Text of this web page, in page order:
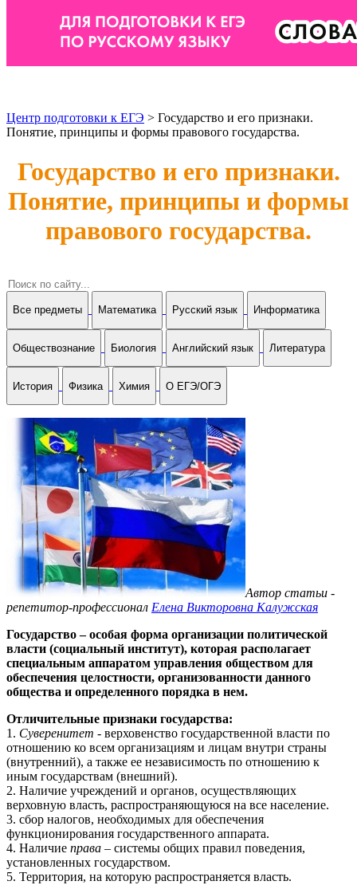
Центр подготовки к ЕГЭ > Государство и его признаки.
Понятие, принципы и формы правового государства.
Государство и его признаки.
Понятие, принципы и формы
правового государства.
Все предметы Математика Русский язык Информатика
Обществознание Биология Английский язык Литература
История Физика Химия О ЕГЭ/ОГЭ
Автор статьи -
репетитор-профессионал Елена Викторовна Калужская
Государство – особая форма организации политической
власти (социальный институт), которая располагает
специальным аппаратом управления обществом для
обеспечения целостности, организованности данного
общества и определенного порядка в нем.
Отличительные признаки государства:
1. Суверенитет - верховенство государственной власти по
отношению ко всем организациям и лицам внутри страны
(внутренний), а также ее независимость по отношению к
иным государствам (внешний).
2. Наличие учреждений и органов, осуществляющих
верховную власть, распространяющуюся на все население.
3. сбор налогов, необходимых для обеспечения
функционирования государственного аппарата.
4. Наличие права – системы общих правил поведения,
установленных государством.
5. Территория, на которую распространяется власть.